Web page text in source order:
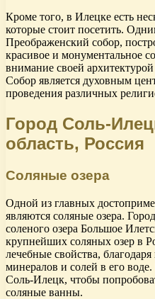
Кроме того, в Илецке есть
которые стоит посетить.
Преображенский собор,
красивое и монументальное
внимание своей
Собор является духовным
проведения различных
Город Соль-
область, Россия
Соляные озера
Одной из главных
являются соляные озера.
соленого озера Большое
крупнейших соляных озер в
лечебные свойства,
минералов и солей в его
Соль-Илецк, чтобы
соляные ванны.